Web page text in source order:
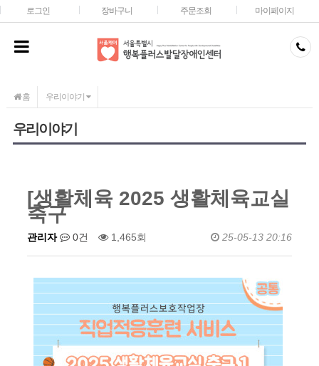
메인콘텐츠 바로가기
로그인 장바구니 주문조회 마이페이지
홈 우리이야기
우리이야기
[생활체육 2025 생활체육교실
축구
관리자 0건 1,465회 25-05-13 20:16